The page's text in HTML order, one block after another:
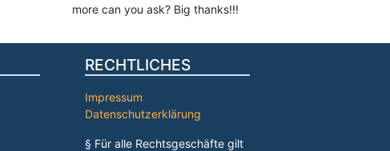
more can you ask? Big thanks!!!
RECHTLICHES
Impressum
Datenschutzerklärung
§ Für alle Rechtsgeschäfte gilt